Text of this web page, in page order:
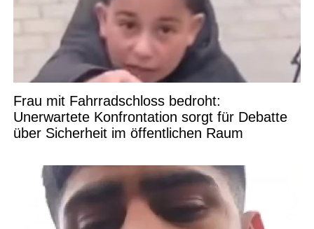
Frau mit Fahrradschloss bedroht:
Unerwartete Konfrontation sorgt für Debatte
über Sicherheit im öffentlichen Raum